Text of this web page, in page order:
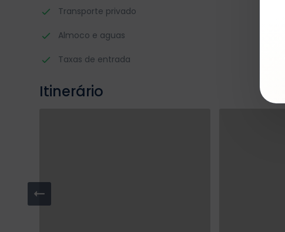
Transporte privado
Almoco e aguas
Taxas de entrada
Itinerário